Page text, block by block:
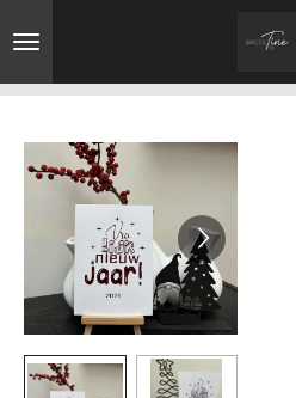
direct
naar
hoofdinhoud